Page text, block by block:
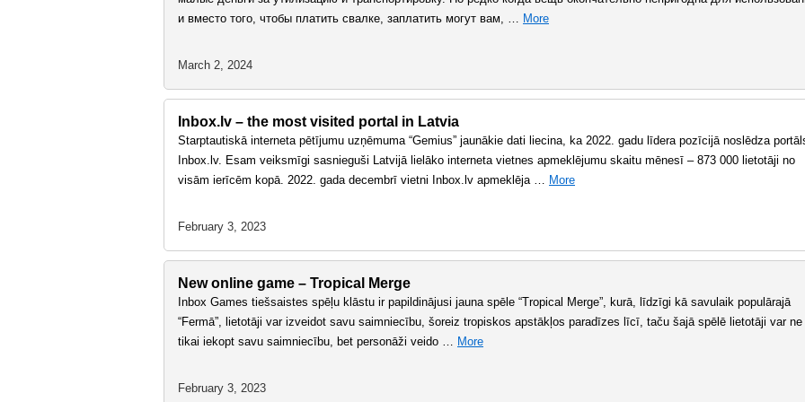
и вместо того, чтобы платить свалке, заплатить могут вам, … More
March 2, 2024
Inbox.lv – the most visited portal in Latvia
Starptautiskā interneta pētījumu uzņēmuma “Gemius” jaunākie dati liecina, ka 2022. gadu līdera pozīcijā noslēdza
Inbox.lv. Esam veiksmīgi sasnieguši Latvijā lielāko interneta vietnes apmeklējumu skaitu mēnesī – 873 000 lietotāji no
visām ierīcēm kopā. 2022. gada decembrī vietni Inbox.lv apmeklēja … More
February 3, 2023
New online game – Tropical Merge
Inbox Games tiešsaistes spēļu klāstu ir papildinājusi jauna spēle “Tropical Merge”, kurā, līdzīgi kā savulaik populārajā
“Fermā”, lietotāji var izveidot savu saimniecību, šoreiz tropiskos apstākļos paradīzes līcī, taču šajā spēlē lietotāji var ne
tikai iekopt savu saimniecību, bet personāži veido … More
February 3, 2023